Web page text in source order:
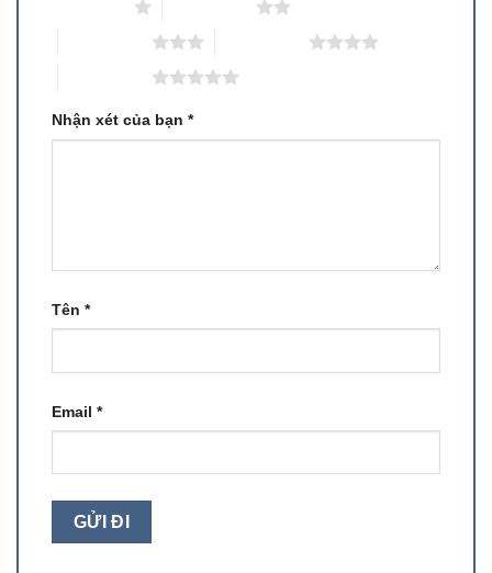
Nhận xét của bạn *
Tên *
Email *